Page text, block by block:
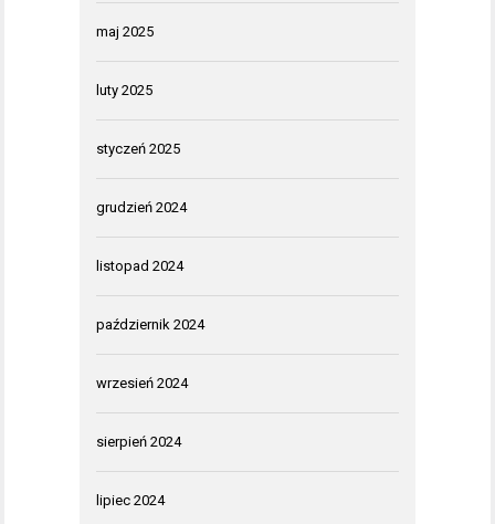
maj 2025
luty 2025
styczeń 2025
grudzień 2024
listopad 2024
październik 2024
wrzesień 2024
sierpień 2024
lipiec 2024